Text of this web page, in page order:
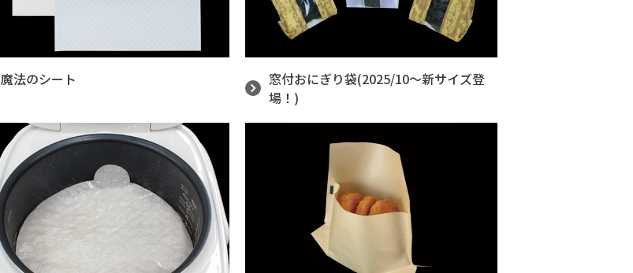
魔法のシート
窓付おにぎり袋(2025/10～新サイズ登
場！)